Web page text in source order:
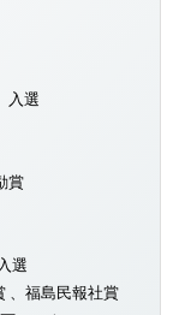
選
賞
選
福島民報社賞